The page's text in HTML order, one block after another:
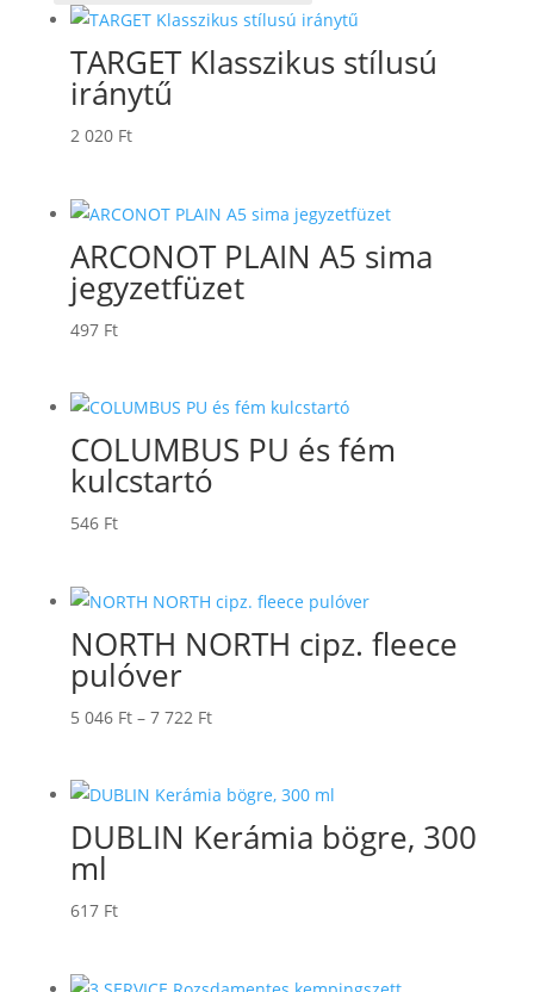
popularity
TARGET Klasszikus stílusú
iránytű
2 020 Ft
ARCONOT PLAIN A5 sima
jegyzetfüzet
497 Ft
COLUMBUS PU és fém
kulcstartó
546 Ft
NORTH NORTH cipz. fleece
pulóver
5 046 Ft – 7 722 FtÁrtartomány:
-
7
DUBLIN Kerámia bögre, 300
ml
617 Ft